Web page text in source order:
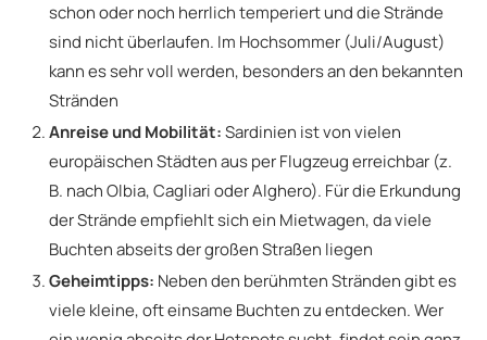
schon oder noch herrlich temperiert und die Strände
sind nicht überlaufen. Im Hochsommer (Juli/August)
kann es sehr voll werden, besonders an den bekannten
Stränden
Anreise und Mobilität:Sardinien ist von vielen
europäischen Städten aus per Flugzeug erreichbar (z.
B. nach Olbia, Cagliari oder Alghero). Für die Erkundung
der Strände empfiehlt sich ein Mietwagen, da viele
Buchten abseits der großen Straßen liegen
Geheimtipps: Neben den berühmten Stränden gibt es
viele kleine, oft einsame Buchten zu entdecken. Wer